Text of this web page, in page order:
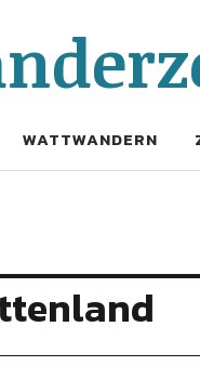
WATTWANDERN